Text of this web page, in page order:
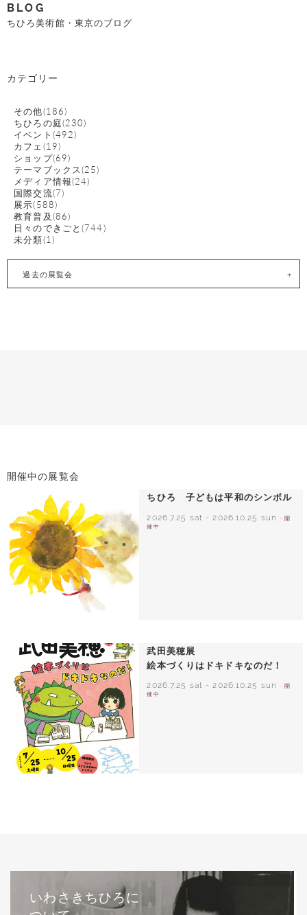
BLOG
ちひろ美術館・東京のブログ
カテゴリー
その他(186)
ちひろの庭(230)
イベント(492)
カフェ(19)
ショップ(69)
テーマブックス(25)
メディア情報(24)
国際交流(7)
展示(588)
教育普及(86)
日々のできごと(744)
未分類(1)
過去の展覧会
開催中の展覧会
ちひろ 子どもは平和のシンボル
2026.7.25 sat - 2026.10.25 sun
- 開
催中
武田美穂展
絵本づくりはドキドキなのだ！
2026.7.25 sat -2026.10.25 sun
- 開
催中
いわさきちひろに